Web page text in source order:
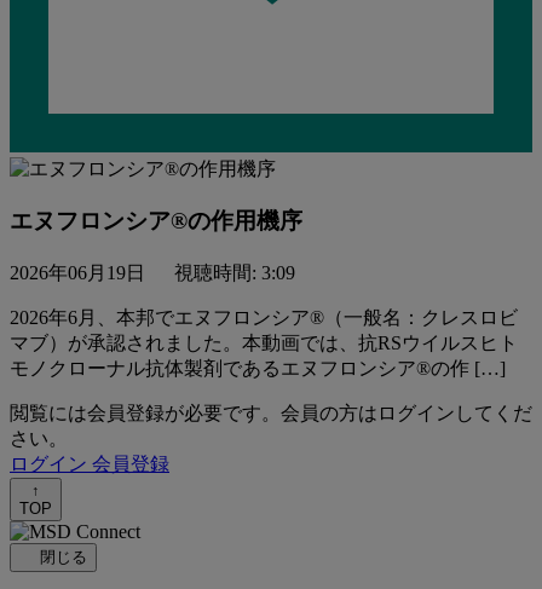
エヌフロンシア®の作用機序
2026年06月19日 視聴時間: 3:09
2026年6月、本邦でエヌフロンシア®（一般名：クレスロビ
マブ）が承認されました。本動画では、抗RSウイルスヒト
モノクローナル抗体製剤であるエヌフロンシア®の作 […]
閲覧には会員登録が必要です。会員の方はログインしてくだ
さい。
ログイン 会員登録
↑
TOP
閉じる